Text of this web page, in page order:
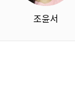
조윤서